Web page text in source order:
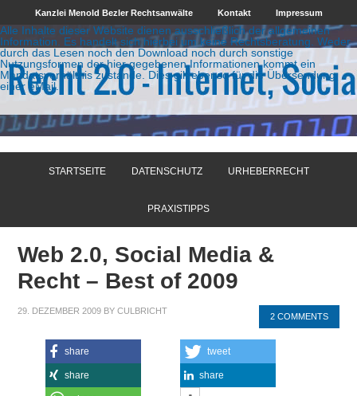
Kanzlei Menold Bezler Rechtsanwälte Kontakt Impressum
Alle Inhalte dieser Website dienen ausschließlich der allgemeinen
Information. Es handelt sich hierbei um keine Rechtsberatung. Weder
durch das Lesen noch den Download noch durch sonstige
Nutzungsformen der hier gegebenen Informationen kommt ein
Mandatsverhältnis zustande. Dies gilt ebenso für die Übersendung
einer eMail.
STARTSEITE DATENSCHUTZ URHEBERRECHT
PRAXISTIPPS
Web 2.0, Social Media &
Recht – Best of 2009
29. DEZEMBER 2009 BYCULBRICHT
2 COMMENTS
share tweet
share share